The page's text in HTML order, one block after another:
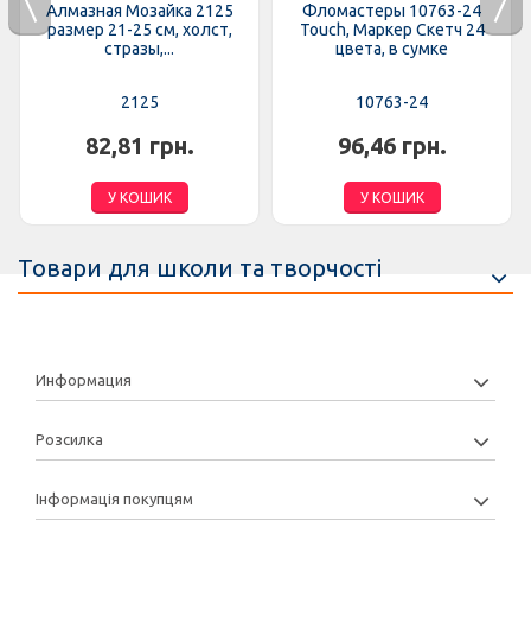
Алмазная Мозайка 2125
размер 21-25 см, холст,
стразы,...
2125
82,81 грн.
У КОШИК
Фломастеры 10763-24
Touch, Маркер Скетч 24
цвета, в сумке
10763-24
96,46 грн.
У КОШИК
Товари для школи та творчості
Информация
Розсилка
Інформація покупцям